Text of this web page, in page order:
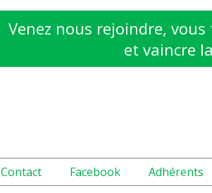
Venez nous rejoindre,
et vaincre
Contact Facebook Adhérents